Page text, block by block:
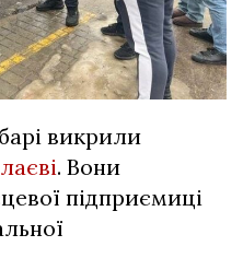
викрили
. Вони
підприємиці